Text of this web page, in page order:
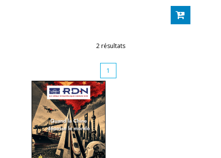
2 résultats
1